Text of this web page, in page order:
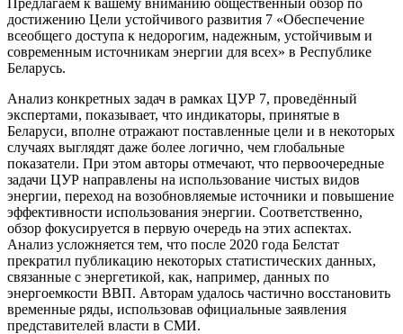
достижению Цели устойчивого развития 7 «Обеспечение
всеобщего доступа к недорогим, надежным, устойчивым и
современным источникам энергии для всех» в Республике
Беларусь.
Анализ конкретных задач в рамках ЦУР 7, проведённый
экспертами, показывает, что индикаторы, принятые в
Беларуси, вполне отражают поставленные цели и в некоторых
случаях выглядят даже более логично, чем глобальные
показатели. При этом авторы отмечают, что первоочередные
задачи ЦУР направлены на использование чистых видов
энергии, переход на возобновляемые источники и повышение
эффективности использования энергии. Соответственно,
обзор фокусируется в первую очередь на этих аспектах.
Анализ усложняется тем, что после 2020 года Белстат
прекратил публикацию некоторых статистических данных,
связанные с энергетикой, как, например, данных по
энергоемкости ВВП. Авторам удалось частично восстановить
временные ряды, использовав официальные заявления
представителей власти в СМИ.